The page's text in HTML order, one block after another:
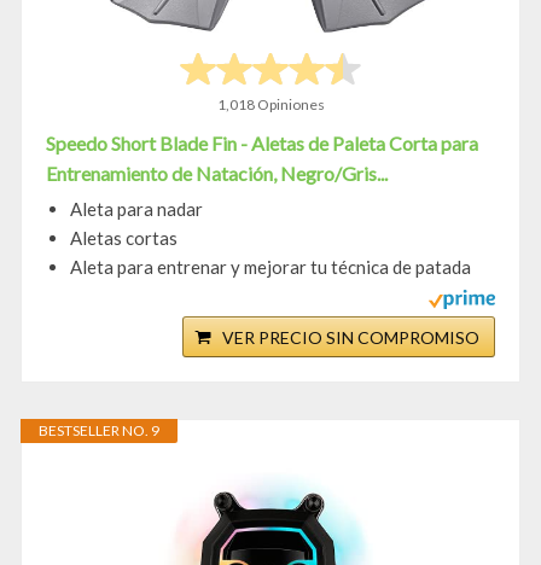
1,018 Opiniones
Speedo Short Blade Fin - Aletas de Paleta Corta para
Entrenamiento de Natación, Negro/Gris...
Aleta para nadar
Aletas cortas
Aleta para entrenar y mejorar tu técnica de patada
VER PRECIO SIN COMPROMISO
BESTSELLER NO. 9